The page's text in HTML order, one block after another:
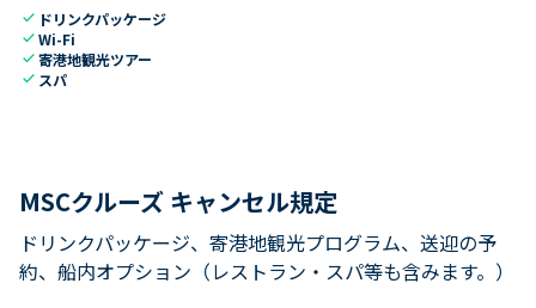
check ドリンクパッケージ
checkWi-Fi
check寄港地観光ツアー
check スパ
MSCクルーズ キャンセル規定
ドリンクパッケージ、寄港地観光プログラム、送迎の予
約、船内オプション（レストラン・スパ等も含みます。）